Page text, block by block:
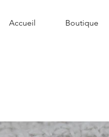
Accueil Boutique